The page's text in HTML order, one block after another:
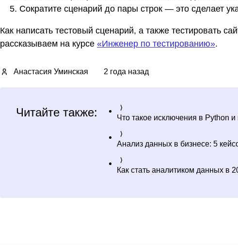
Сократите сценарий до пары строк — это сделает
Как написать тестовый сценарий, а также тестировать
рассказываем на курсе «Инженер по тестированию».
Анастасия Уминская 2 года назад
Читайте также: Что такое исключения в Python и
Анализ данных в бизнесе: 5
Как стать аналитиком данных в